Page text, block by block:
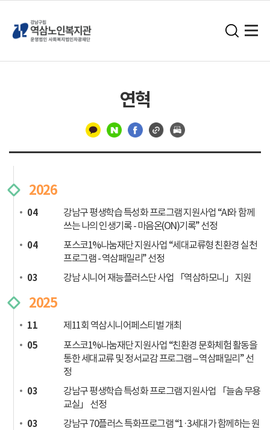
연혁
선
2026
04
강남구 평생학습 특성화 프로그램 지원사업 “AI와 함께
쓰는 나의 인생기록 - 마음온(ON)기록” 선정
04
포스코1%나눔재단 지원사업 “세대교류형 친환경 실천
프로그램 - 역삼패밀리” 선정
03 강남 시니어 재능플러스단 사업 「역삼하모니」 지원
2025
11 제11회 역삼시니어페스티벌 개최
05
포스코1%나눔재단 지원사업 “친환경 문화체험 활동을
통한 세대교류 및 정서교감 프로그램 – 역삼패밀리” 선
정
03
강남구 평생학습 특성화 프로그램 지원사업 「늘솜 무용
교실」 선정
03
강남구 70플러스 특화프로그램 “1·3세대가 함께하는 원